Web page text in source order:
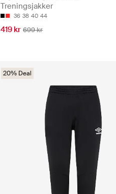
Treningsjakker
36 38 40 44
419 kr 699 kr
20% Deal